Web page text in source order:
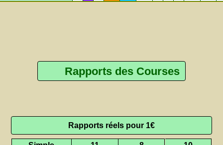
Rapports des Courses
Rapports réels pour 1€